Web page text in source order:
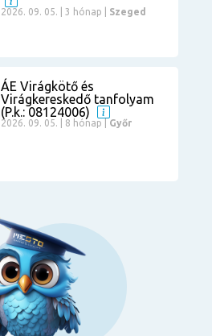
2026. 09. 05. | 3 hónap | Szeged
ÁE Virágkötő és
Virágkereskedő tanfolyam
(P.k.: 08124006)
2026. 09. 05. | 8 hónap | Győr